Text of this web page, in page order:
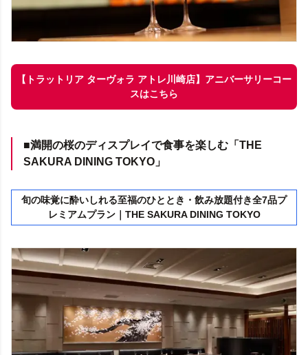
【トラットリア ターヴォラ アトレ川崎店】アニバーサリーコー
スはこちら
■満開の桜のディスプレイで食事を楽しむ「THE
SAKURA DINING TOKYO」
旬の味覚に酔いしれる至福のひととき・飲み放題付き全7品プ
レミアムプラン｜THE SAKURA DINING TOKYO